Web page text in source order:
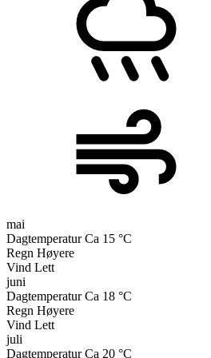
mai
DagtemperaturCa 15 °C
Regn Høyere
Vind Lett
juni
DagtemperaturCa 18 °C
Regn Høyere
Vind Lett
juli
DagtemperaturCa 20 °C